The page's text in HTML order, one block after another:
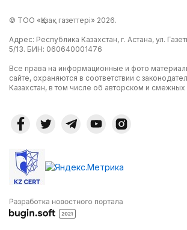
© ТОО «Қазақ газеттері» 2026.
Адрес: Республика Казахстан, г. Астана, ул.
5/13. БИН: 060640001476
Все права на информационные и фото
сайте, охраняются в соответствии с
Казахстан, в том числе об авторском и смежных